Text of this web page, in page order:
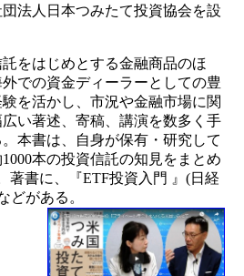
法人日本つみたて投資協会を設
をはじめとする金融商品のほ
での資金ディーラーとしての豊
を活かし、市況や金融市場に関
い著述、寄稿、講演を数多く手
本書は、自身が保有・研究して
1000本の投資信託の知見をまとめ
著書に、『ETF投資入門 』(日経
どがある。